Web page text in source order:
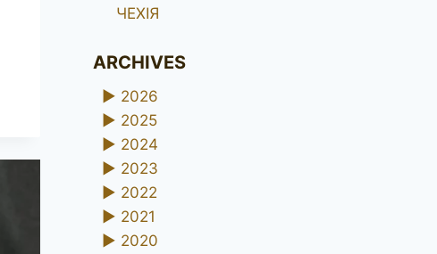
ЧЕХІЯ
ARCHIVES
► 2026
► 2025
► 2024
► 2023
► 2022
► 2021
► 2020